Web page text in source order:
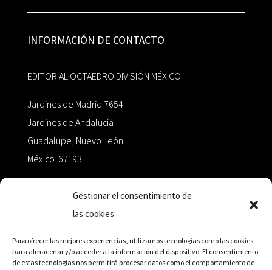
Gestionar el consentimiento de
las cookies
Para ofrecer las mejores experiencias, utilizamos tecnologías como las cookies
para almacenar y/o acceder a la información del dispositivo. El consentimiento
de estas tecnologías nos permitirá procesar datos como el comportamiento de
INFORMACIÓN DE CONTACTO
EDITORIAL OCTAEDRO DIVISIÓN MÉXICO
Jardines de Madrid 7654
Jardines de Andalucía
Guadalupe, Nuevo León
México 67193
+52 811.499.5638
RED DE DISTRIBUCIÓN